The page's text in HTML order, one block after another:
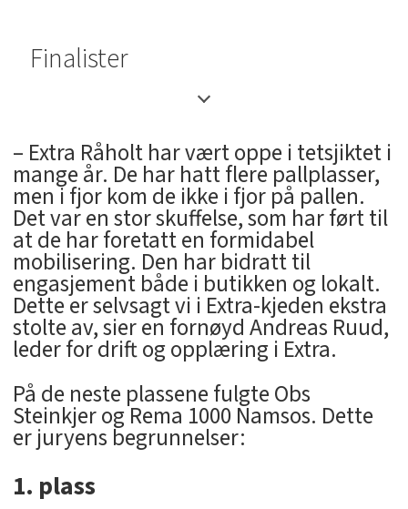
Finalister
– Extra Råholt har vært oppe i tetsjiktet i
mange år. De har hatt flere pallplasser,
men i fjor kom de ikke i fjor på pallen.
Det var en stor skuffelse, som har ført til
at de har foretatt en formidabel
mobilisering. Den har bidratt til
engasjement både i butikken og lokalt.
Dette er selvsagt vi i Extra-kjeden ekstra
stolte av, sier en fornøyd Andreas Ruud,
leder for drift og opplæring i Extra.
På de neste plassene fulgte Obs
Steinkjer og Rema 1000 Namsos. Dette
er juryens begrunnelser:
1. plass